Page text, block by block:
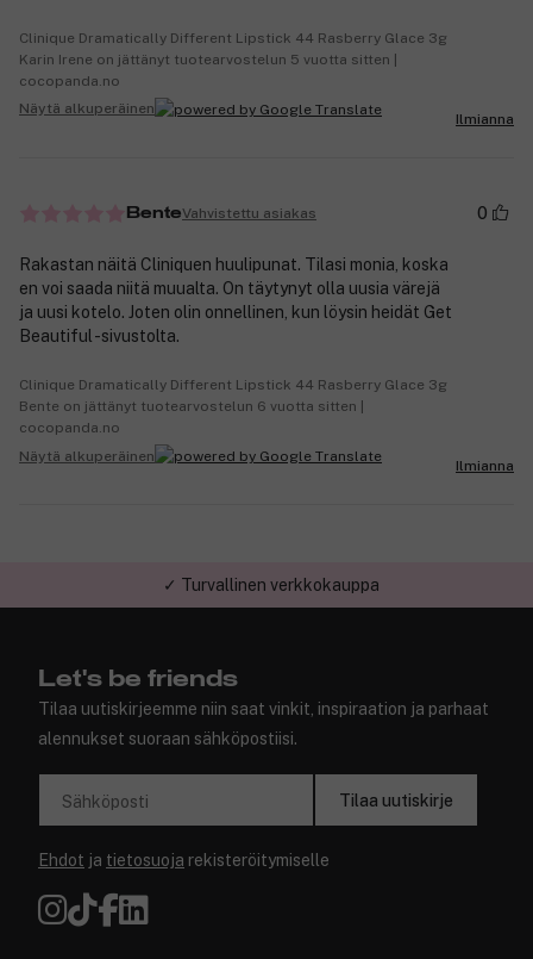
Clinique Dramatically Different Lipstick 44 Rasberry Glace 3g
Karin Irene on jättänyt tuotearvostelun 5 vuotta sitten |
cocopanda.no
Näytä alkuperäinen
Ilmianna
BenteVahvistettu asiakas 0
Rakastan näitä Cliniquen huulipunat. Tilasi monia, koska
en voi saada niitä muualta. On täytynyt olla uusia värejä
ja uusi kotelo. Joten olin onnellinen, kun löysin heidät Get
Beautiful -sivustolta.
Clinique Dramatically Different Lipstick 44 Rasberry Glace 3g
Bente on jättänyt tuotearvostelun 6 vuotta sitten |
cocopanda.no
Näytä alkuperäinen
Ilmianna
✓ Turvallinen verkkokauppa
Let's be friends
Tilaa uutiskirjeemme niin saat vinkit, inspiraation ja parhaat
alennukset suoraan sähköpostiisi.
Sähköposti Tilaa uutiskirje
Ehdot ja tietosuoja rekisteröitymiselle